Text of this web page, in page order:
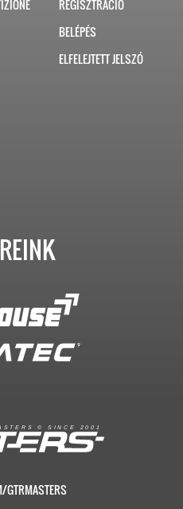
REGISZTRÁCIÓ
BELÉPÉS
ELFELEJTETT JELSZÓ
S T E R S © S I N C E 2 0 0 1
GTRMASTERS